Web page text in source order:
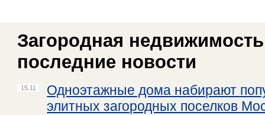
Загородная
последние новости
15.11
Одноэтажные дома набирают
элитных загородных поселков